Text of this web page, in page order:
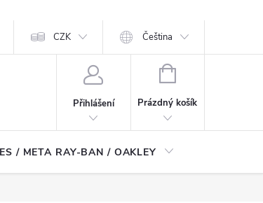
CZK Čeština
Přihlášení
NÁKUPNÍ
Prázdný košík
/ META RAY-BAN / OAKLEY